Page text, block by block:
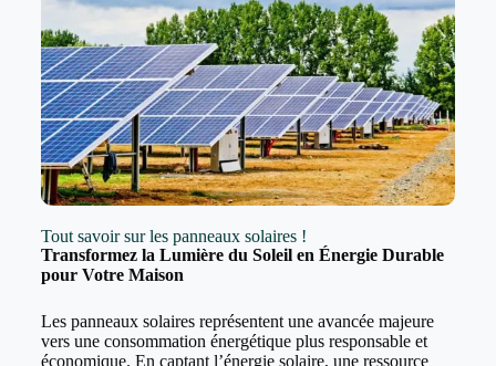
Tout savoir sur les panneaux solaires !
Transformez la Lumière du Soleil en Énergie Durable
pour Votre Maison
Les panneaux solaires représentent une avancée majeure
vers une consommation énergétique plus responsable et
économique. En captant l’énergie solaire, une ressource